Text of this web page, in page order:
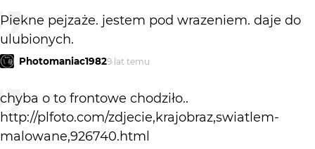
Piekne pejzaże. jestem pod wrazeniem. daje do
ulubionych.
Photomaniac19829 lat temu
chyba o to frontowe chodziło..
http://plfoto.com/zdjecie,krajobraz,swiatlem-
malowane,926740.html